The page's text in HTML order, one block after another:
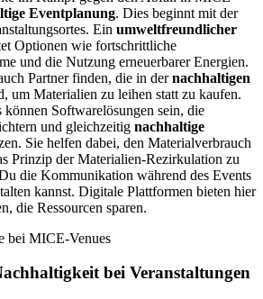
Eventplanung. Dies beginnt mit der
Ein umweltfreundlicher
Optionen wie fortschrittliche
und die Nutzung erneuerbarer Energien.
Partner finden, die in dernachhaltigen
um Materialien zu leihen statt zu kaufen.
Softwarelösungen sein, die
und gleichzeitig nachhaltige
Sie helfen dabei, den Materialverbrauch
Prinzip der Materialien-Rezirkulation zu
die Kommunikation während des Events
kannst. Digitale Plattformen bieten hier
die Ressourcen sparen.
bei Veranstaltungen